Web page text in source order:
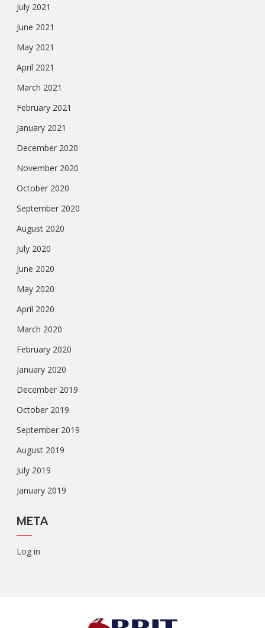
July 2021
June 2021
May 2021
April 2021
March 2021
February 2021
January 2021
December 2020
November 2020
October 2020
September 2020
August 2020
July 2020
June 2020
May 2020
April 2020
March 2020
February 2020
January 2020
December 2019
October 2019
September 2019
August 2019
July 2019
January 2019
META
Log in